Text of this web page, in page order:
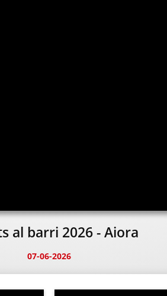
al barri 2026 - Aiora
07-06-2026